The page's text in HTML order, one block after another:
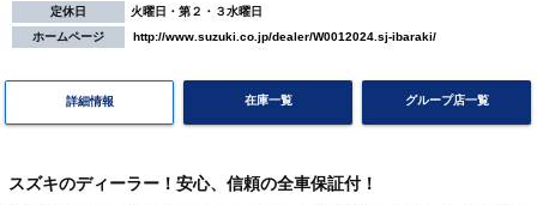
定休日
火曜日・第２・３水曜日
ホームページ
http://www.suzuki.co.jp/dealer/W0012024.sj-ibaraki/
詳細情報 在庫一覧 グループ店一覧
スズキのディーラー！安心、信頼の全車保証付！